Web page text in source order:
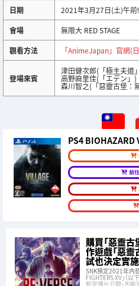
日期
2021年3月27日(土)午
會場
無限大 RED STAGE
觀看方法
「AnimeJapan」官網(
登場來賓
津田健次郎(「極主夫道
高野麻里佳(「エデン」)
森川智之(「惡靈古堡：
PS4 BIOHAZARD
前
購買「惡靈古
作遊戲「惡靈
試也決定實施
SNK預定2021年內
FIGHTERS XV」（
新宣傳片公開，不斷